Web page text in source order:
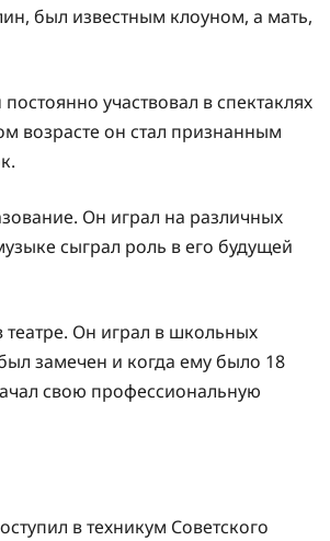
был известным клоуном, а мать,
участвовал в спектаклях
возрасте он стал признанным
Он играл на различных
сыграл роль в его будущей
Он играл в школьных
был замечен и когда ему было 18
свою профессиональную
в техникум Советского